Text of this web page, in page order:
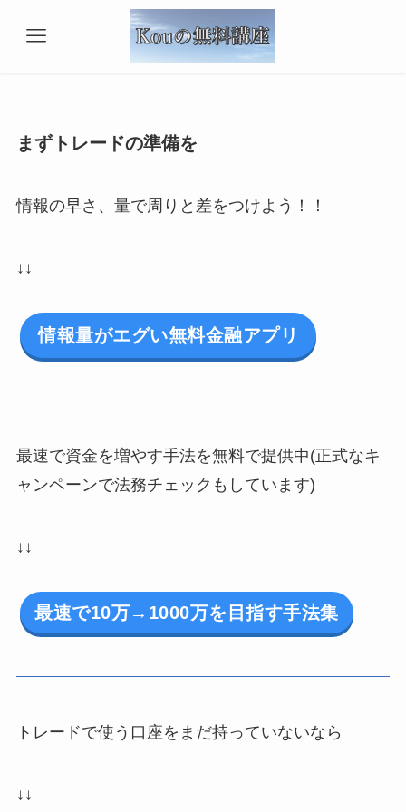
まずトレードの準備を
情報の早さ、量で周りと差をつけよう！！
↓↓
情報量がエグい無料金融アプリ
最速で資金を増やす手法を無料で提供中(正式なキ
ャンペーンで法務チェックもしています)
↓↓
最速で10万→1000万を目指す手法集
トレードで使う口座をまだ持っていないなら
↓↓